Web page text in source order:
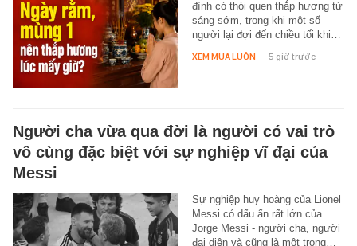
đình có thói quen thắp hương từ
sáng sớm, trong khi một số
người lại đợi đến chiều tối khi…
XEM MUA LUÔN - 5 giờ trước
Người cha vừa qua đời là người có vai trò
vô cùng đặc biệt với sự nghiệp vĩ đại của
Messi
Sự nghiệp huy hoàng của Lionel
Messi có dấu ấn rất lớn của
Jorge Messi - người cha, người
đại diện và cũng là một trong…